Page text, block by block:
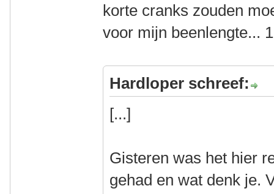
korte cranks zouden
voor mijn beenlengte...
Hardloper schreef:
[...]
Gisteren was het hier
gehad en wat denk je.